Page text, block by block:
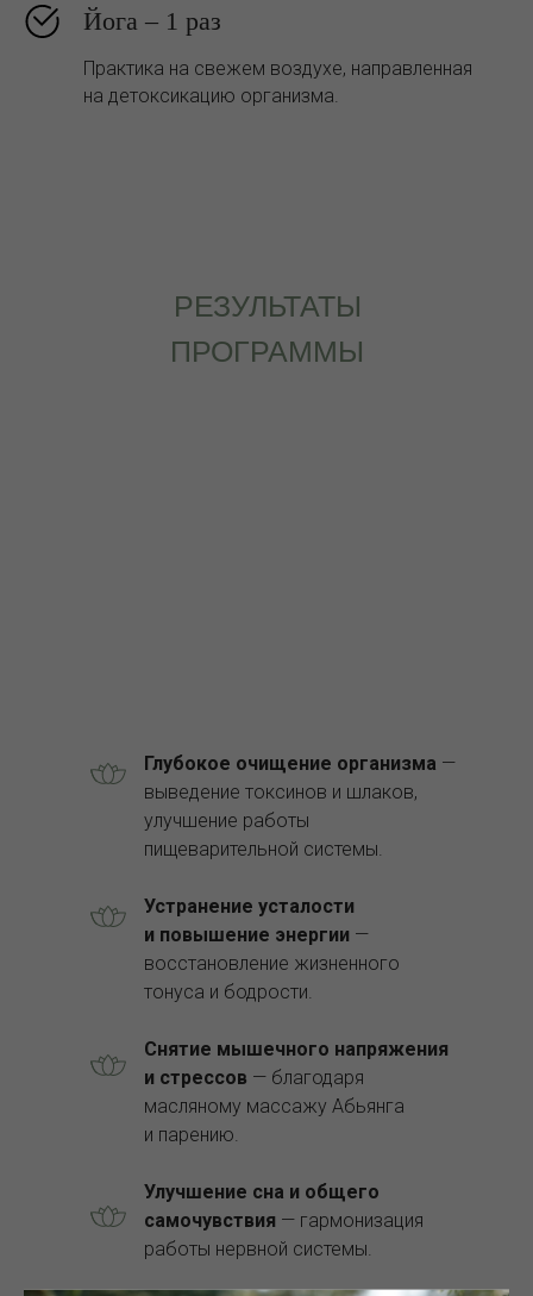
Йога – 1 раз
Практика на свежем воздухе, направленная
на детоксикацию организма.
РЕЗУЛЬТАТЫ
ПРОГРАММЫ
Глубокое очищение организма —
выведение токсинов и шлаков,
улучшение работы
пищеварительной системы.
Устранение усталости
и повышение энергии —
восстановление жизненного
тонуса и бодрости.
Снятие мышечного напряжения
и стрессов — благодаря
масляному массажу Абьянга
и парению.
Улучшение сна и общего
самочувствия — гармонизация
работы нервной системы.